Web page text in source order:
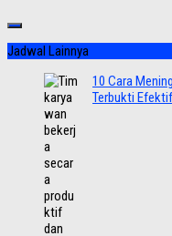
Jadwal Lainnya
10 Cara
Terbukti Efektif